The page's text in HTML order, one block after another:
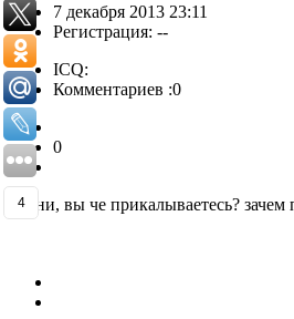
7 декабря 2013 23:11
Регистрация: --
ICQ:
Комментариев :0
0
парни, вы че прикалываетесь?
4